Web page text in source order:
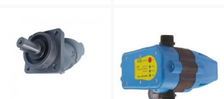
MOTORE HONDA GX690